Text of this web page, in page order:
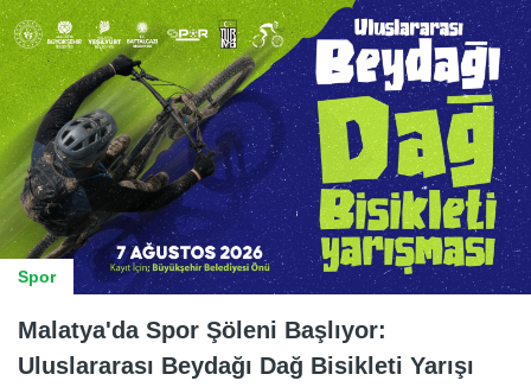
Spor
Malatya'da Spor Şöleni Başlıyor:
Uluslararası Beydağı Dağ Bisikleti Yarışı